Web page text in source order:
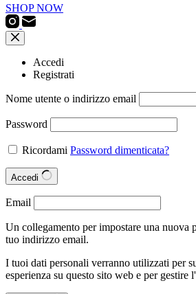
SHOP NOW
Accedi
Registrati
Nome utente o indirizzo email
Password
Ricordami Password dimenticata?
Accedi
Email
Un collegamento per impostare una nuova
tuo indirizzo email.
I tuoi dati personali verranno utilizzati per
esperienza su questo sito web e per gestire